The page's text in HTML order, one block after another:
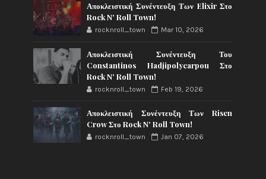
Αποκλειστική Συνέντευξη Των Elixir Στο
Rock N' Roll Town!
rocknroll_town Mar 10, 2026
Αποκλειστική Συνέντευξη Του
Constantinos Hadjipolycarpou Στο
Rock N' Roll Town!
rocknroll_town Feb 19, 2026
Αποκλειστική Συνέντευξη Των Risen
Crow Στο Rock N' Roll Town!
rocknroll_town Jan 07, 2026